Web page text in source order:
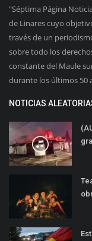
"Séptima Página
de Linares cuyo
través de un
sobre todo los
constante del Maule
durante los últimos 50
NOTICIAS